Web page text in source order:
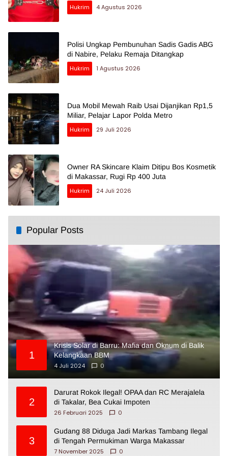
Hukrim
4 Agustus 2026
Polisi Ungkap Pembunuhan Sadis Gadis ABG
di Nabire, Pelaku Remaja Ditangkap
Hukrim
1 Agustus 2026
Dua Mobil Mewah Raib Usai Dijanjikan Rp1,5
Miliar, Pelajar Lapor Polda Metro
Hukrim
29 Juli 2026
Owner RA Skincare Klaim Ditipu Bos Kosmetik
di Makassar, Rugi Rp 400 Juta
Hukrim
24 Juli 2026
Popular Posts
1
Krisis Solar di Barru: Mafia dan Oknum di Balik
Kelangkaan BBM
4 Juli 2024
0
2
Darurat Rokok Ilegal! OPAA dan RC Merajalela
di Takalar, Bea Cukai Impoten
26 Februari 2025
0
3
Gudang 88 Diduga Jadi Markas Tambang Ilegal
di Tengah Permukiman Warga Makassar
7 November 2025
0